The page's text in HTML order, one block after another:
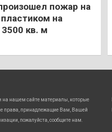
пожар на
на
кв. м
на нашем сайте материалы, которые
права, принадлежащие Вам, Вашей
пожалуйста, сообщите нам.